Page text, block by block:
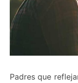
Padres que